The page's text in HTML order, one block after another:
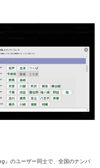
』のユーザー同士で、全国のナンバ